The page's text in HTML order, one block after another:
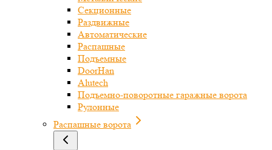
Секционные
Раздвижные
Автоматические
Распашные
Подъемные
DoorHan
Alutech
Подъемно-поворотные гаражные ворота
Рулонные
Распашные ворота